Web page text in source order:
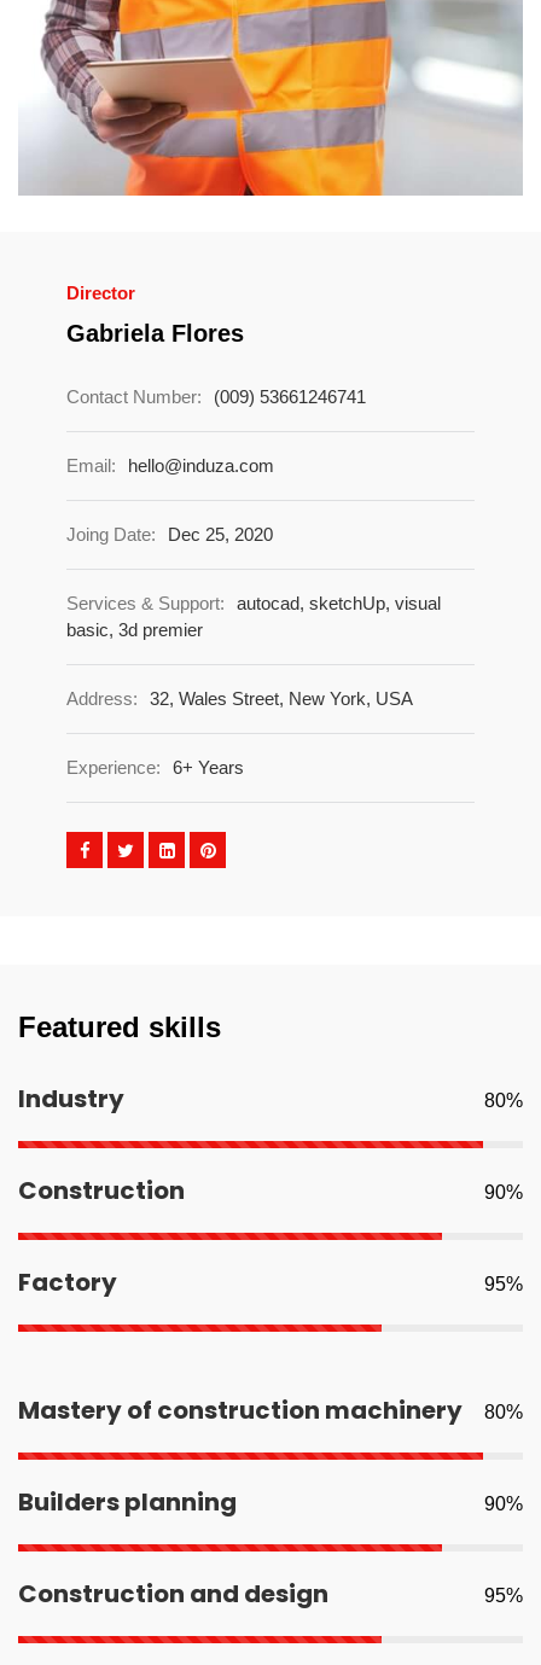
Director
Gabriela Flores
Contact Number: (009) 53661246741
Email: hello@induza.com
Joing Date: Dec 25, 2020
Services & Support:
autocad, sketchUp, visual
basic, 3d premier
Address: 32, Wales Street, New York, USA
Experience: 6+ Years
Featured skills
Industry 80%
Construction 90%
Factory 95%
Mastery of construction machinery 80%
Builders planning 90%
Construction and design 95%